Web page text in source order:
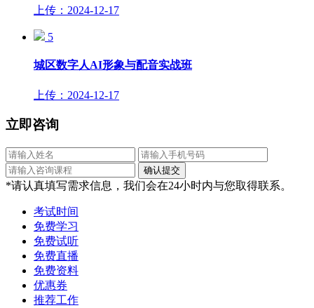
上传：2024-12-17
5
​城区数字人AI形象与配音实战班
上传：2024-12-17
立即咨询
*请认真填写需求信息，我们会在24小时内与您取得联系。
考试时间
免费学习
免费试听
免费直播
免费资料
优惠券
推荐工作